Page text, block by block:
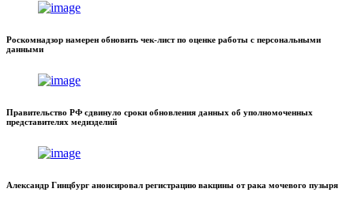
Роскомнадзор намерен обновить чек-лист по оценке работы с персональными
данными
Правительство РФ сдвинуло сроки обновления данных об уполномоченных
представителях медизделий
Александр Гинцбург анонсировал регистрацию вакцины от рака мочевого пузыря